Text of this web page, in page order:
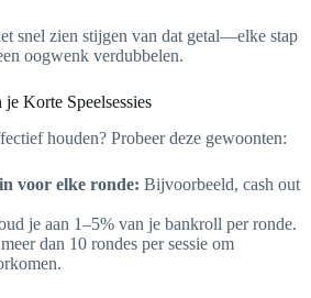
snel zien stijgen van dat getal—elke stap
oogwenk verdubbelen.
Korte Speelsessies
houden? Probeer deze gewoonten:
voor elke ronde: Bijvoorbeeld, cash out
je aan 1–5% van je bankroll per ronde.
dan 10 rondes per sessie om